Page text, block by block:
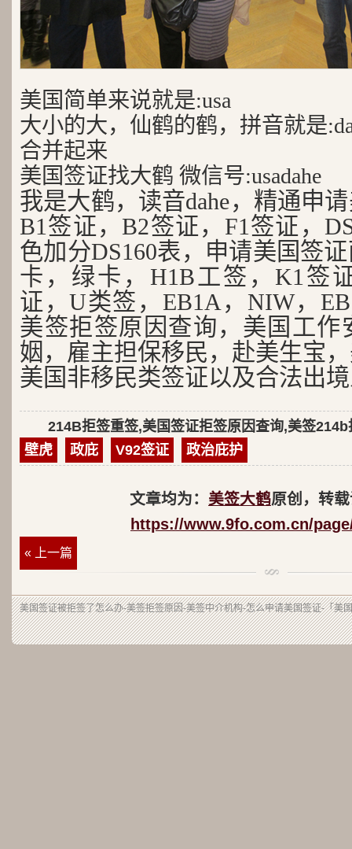
美国简单来说就是:usa
大小的大，仙鹤的鹤，拼音就是
合并起来
美国签证找大鹤 微信号:usadahe
我是大鹤，读音dahe，精通申
B1签证，B2签证，F1签证，
色加分DS160表，申请美国签
卡，绿卡，H1B工签，K1签
证，U类签，EB1A，NIW，
美签拒签原因查询，美国工作
姻，雇主担保移民，赴美生宝
美国非移民类签证以及合法出
214B拒签重签,美国签证拒签原因查询,美签214b
壁虎
政庇 V92签证 政治庇护
文章均为： 美签大鹤原创，转
https://www.9fo.com.cn/
« 上一篇
美国签证被拒签了怎么办-美签拒签原因-美签中介机构-怎么申请美国签证-「美